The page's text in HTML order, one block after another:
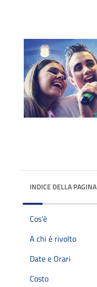
INDICE DELLA PAGINA
Cos'è
A chi è rivolto
Date e Orari
Costo